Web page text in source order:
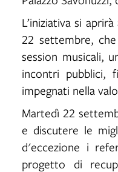
L’iniziativa si
22 settembre,
session musicali,
incontri pubblici,
impegnati nella
Martedì 22
e discutere le
d'eccezione i
progetto di